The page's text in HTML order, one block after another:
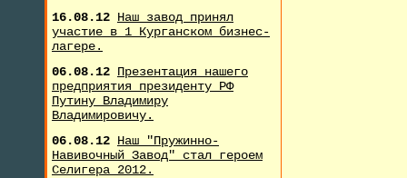
16.08.12 Наш завод принял
участие в 1 Курганском бизнес-
лагере.
06.08.12 Презентация нашего
предприятия президенту РФ
Путину Владимиру
Владимировичу.
06.08.12 Наш "Пружинно-
Навивочный Завод" стал героем
Селигера 2012.